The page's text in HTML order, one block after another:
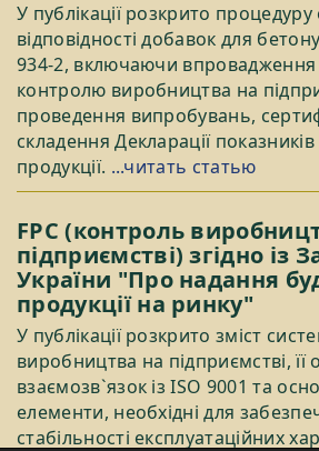
У публікації розкрито процедуру
відповідності добавок для
934-2, включаючи впровадження
контролю виробництва на
проведення випробувань,
складення Декларації
продукції. ...читать статью
FPC (контроль
підприємстві) згідно із
України "Про надання
продукції на ринку"
У публікації розкрито зміст
виробництва на підприємстві, її
взаємозв`язок із ISO 9001 та
елементи, необхідні для
стабільності експлуатаційних